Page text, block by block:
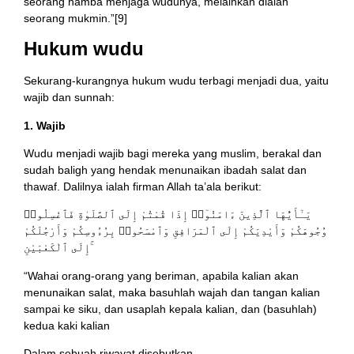
seorang mukmin.”[9]
Hukum wudu
Sekurang-kurangnya hukum wudu terbagi menjadi dua, yaitu
wajib dan sunnah:
1. Wajib
Wudu menjadi wajib bagi mereka yang muslim, berakal dan
sudah baligh yang hendak menunaikan ibadah salat dan
thawaf. Dalilnya ialah firman Allah ta’ala berikut:
يَـٰٓأَيُّهَا ٱلَّذِينَ ءَامَنُوٓا۟ إِذَا قُمْتُمْ إِلَى ٱلصَّلَوٰةِ فَٱغْسِلُوا۟
وُجُوهَكُمْ وَأَيْدِيَكُمْ إِلَى ٱلْمَرَافِقِ وَٱمْسَحُوا۟ بِرُءُوسِكُمْ وَأَرْجُلَكُمْ
إِلَى ٱلْكَعْبَيْنِ ۚ
“Wahai orang-orang yang beriman, apabila kalian akan
menunaikan salat, maka basuhlah wajah dan tangan kalian
sampai ke siku, dan usaplah kepala kalian, dan (basuhlah)
kedua kaki kalian